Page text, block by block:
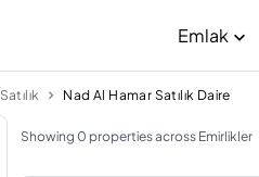
Emlak
Satılık Nad Al Hamar Satılık Daire
Showing 0 properties across Emirlikler